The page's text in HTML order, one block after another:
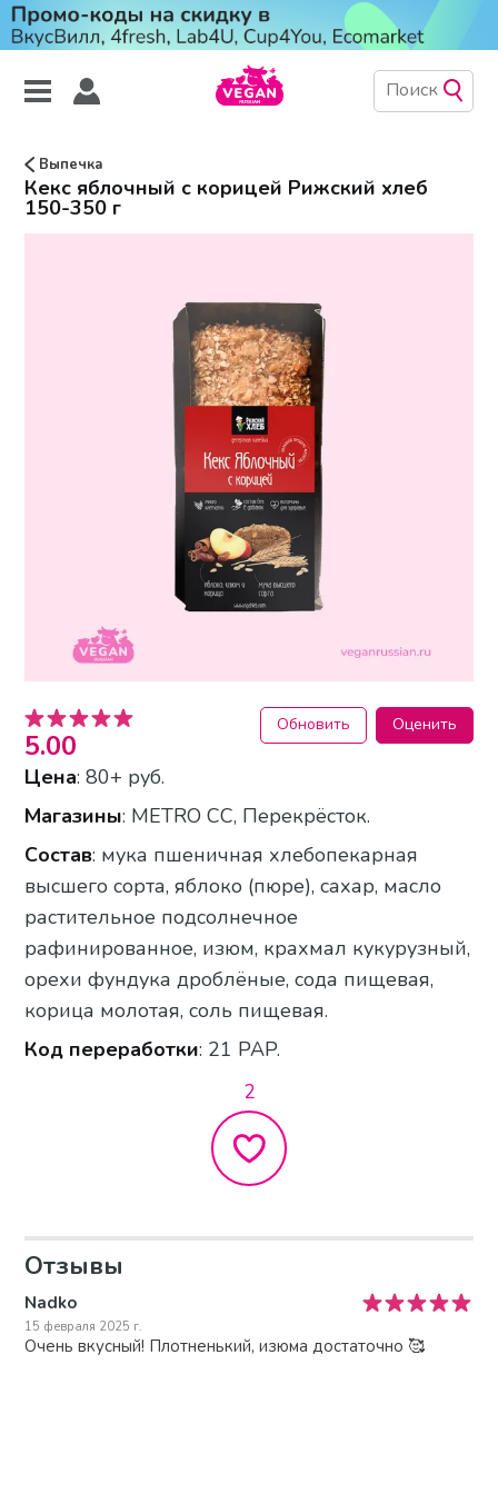
Выпечка
Кекс яблочный с корицей Рижский хлеб
150-350 г
5.00
Обновить Оценить
Цена: 80+ руб.
Магазины: METRO CC, Перекрёсток.
Состав: мука пшеничная хлебопекарная
высшего сорта, яблоко (пюре), сахар, масло
растительное подсолнечное
рафинированное, изюм, крахмал кукурузный,
орехи фундука дроблёные, сода пищевая,
корица молотая, соль пищевая.
Код переработки: 21 PAP.
2
Отзывы
Nadko
15 февраля 2025 г.
Очень вкусный! Плотненький, изюма достаточно 🥰